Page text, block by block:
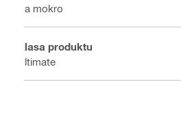
Na mokro
Klasa produktu
Ultimate